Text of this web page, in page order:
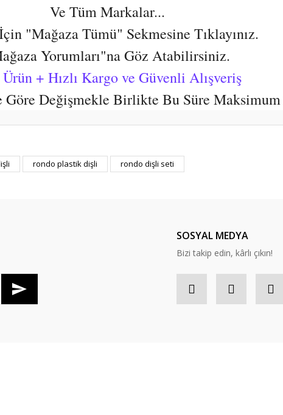
Ve Tüm Markalar...
"Mağaza Tümü" Sekmesine Tıklayınız.
Yorumları"na Göz Atabilirsiniz.
Ürün + Hızlı Kargo ve Güvenli Alışveriş
Değişmekle Birlikte Bu Süre
Bu ürüne ilk yorumu siz yapın!
rondo plastik dişli rondo dişli seti
SOSYAL MEDYA
Bizi takip edin, kârlı çıkın!